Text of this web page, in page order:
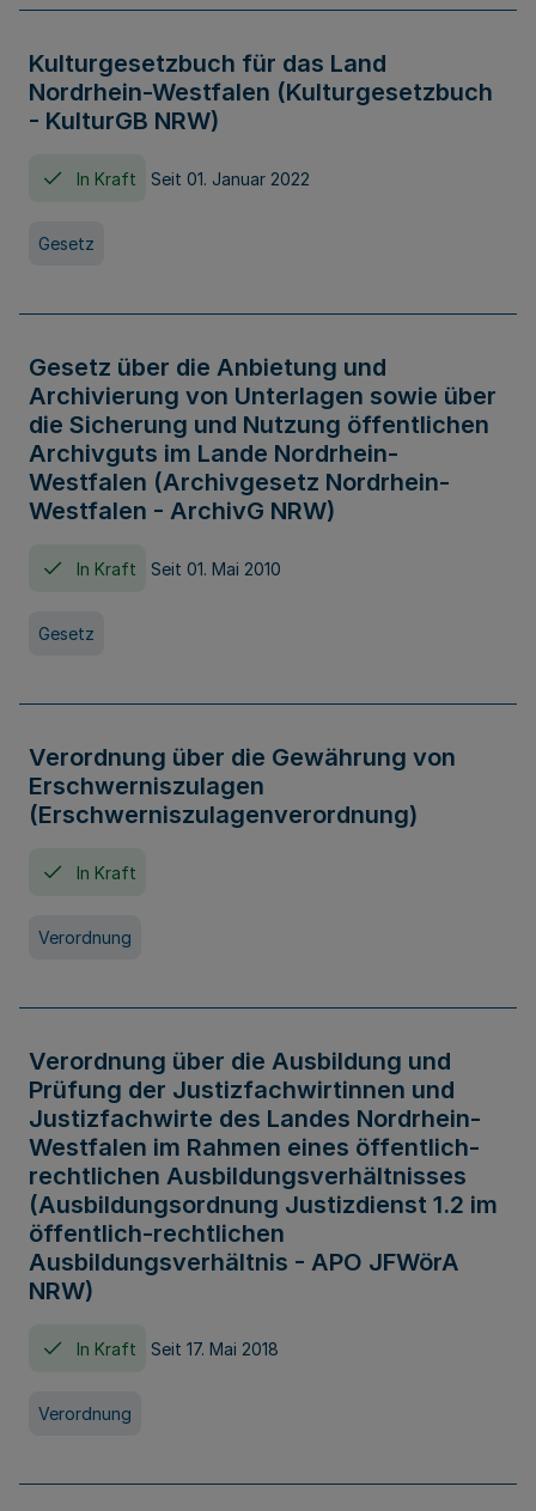
Kulturgesetzbuch für das Land
Nordrhein-Westfalen (Kulturgesetzbuch
- KulturGB NRW)
In Kraft Seit 01. Januar 2022
Gesetz
Gesetz über die Anbietung und
Archivierung von Unterlagen sowie über
die Sicherung und Nutzung öffentlichen
Archivguts im Lande Nordrhein-
Westfalen (Archivgesetz Nordrhein-
Westfalen - ArchivG NRW)
In Kraft Seit 01. Mai 2010
Gesetz
Verordnung über die Gewährung von
Erschwerniszulagen
(Erschwerniszulagenverordnung)
In Kraft
Verordnung
Verordnung über die Ausbildung und
Prüfung der Justizfachwirtinnen und
Justizfachwirte des Landes Nordrhein-
Westfalen im Rahmen eines öffentlich-
rechtlichen Ausbildungsverhältnisses
(Ausbildungsordnung Justizdienst 1.2 im
öffentlich-rechtlichen
Ausbildungsverhältnis - APO JFWörA
NRW)
In Kraft Seit 17. Mai 2018
Verordnung